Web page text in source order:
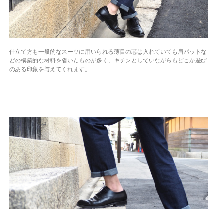
仕立て方も一般的なスーツに用いられる薄目の芯は入れていても肩パットな
どの構築的な材料を省いたものが多く、キチンとしていながらもどこか遊び
のある印象を与えてくれます。